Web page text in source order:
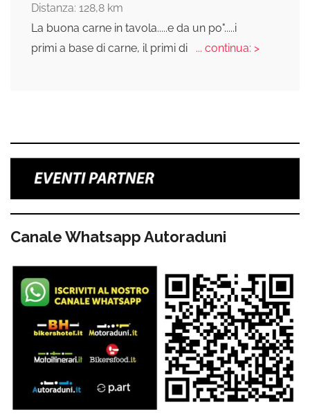
Distanza: 128,8 km
La buona carne in tavola.....e da un po".....i
primi a base di carne, il primi di
... continua: >
Canale Whatsapp Autoraduni